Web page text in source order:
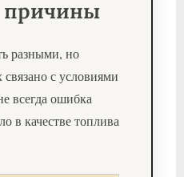
разными, но
с условиями
всегда ошибка
в качестве топлива